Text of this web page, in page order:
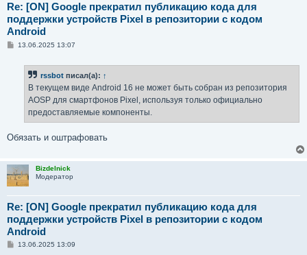
Re: [ON] Google прекратил публикацию кода для
поддержки устройств Pixel в репозитории с кодом
Android
С13.06.2025 13:07
rssbot писал(а): ↑
В текущем виде Android 16 не может быть собран из репозитория
AOSP для смартфонов Pixel, используя только официально
предоставляемые компоненты.
Обязать и оштрафовать
Bizdelnick
Модератор
Re: [ON] Google прекратил публикацию кода для
поддержки устройств Pixel в репозитории с кодом
Android
С13.06.2025 13:09